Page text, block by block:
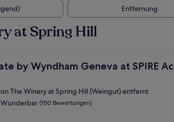
Entfernung
at Spring Hill
by Wyndham Geneva at SPIRE
by Wyndham Geneva at SPIRE Academy
The Winery at Spring Hill (Weingut) entfernt
Wunderbar (150 Bewertungen)